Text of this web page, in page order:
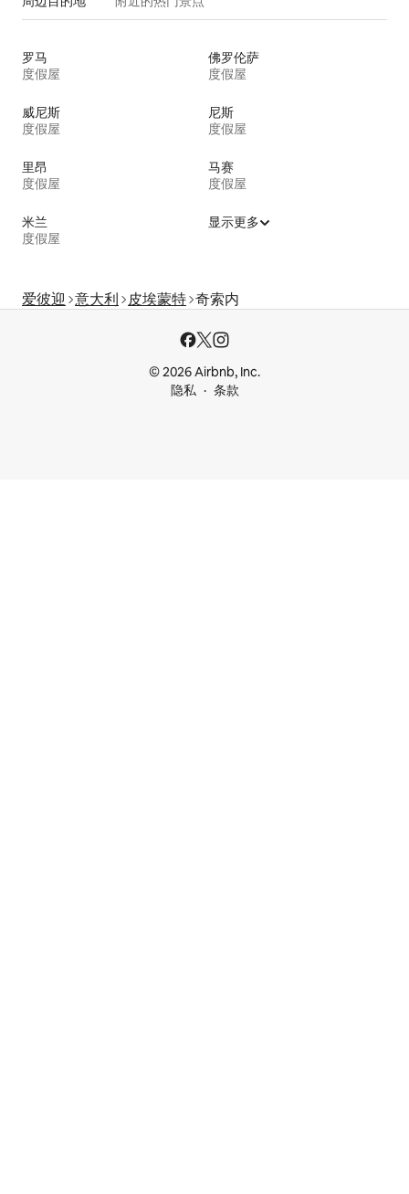
罗马
度假屋
佛罗伦萨
度假屋
威尼斯
度假屋
尼斯
度假屋
里昂
度假屋
马赛
度假屋
米兰
度假屋
显示更多
爱彼迎 意大利 皮埃蒙特 奇索内
© 2026 Airbnb, Inc.
隐私
条款